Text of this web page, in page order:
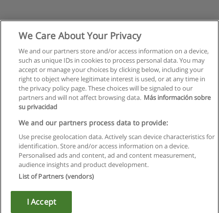
Правила пользования
Конфиденциальность информации
Copyright © Educaedu Business S.L. - CIF : B-95610580: -
We Care About Your Privacy
We and our partners store and/or access information on a device,
such as unique IDs in cookies to process personal data. You may
accept or manage your choices by clicking below, including your
right to object where legitimate interest is used, or at any time in
the privacy policy page. These choices will be signaled to our
partners and will not affect browsing data. Más información sobre
su privacidad
We and our partners process data to provide:
Use precise geolocation data. Actively scan device characteristics for
identification. Store and/or access information on a device.
Personalised ads and content, ad and content measurement,
audience insights and product development.
List of Partners (vendors)
I Accept